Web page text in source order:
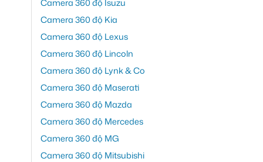
Camera 360 độ Isuzu
Camera 360 độ Kia
Camera 360 độ Lexus
Camera 360 độ Lincoln
Camera 360 độ Lynk & Co
Camera 360 độ Maserati
Camera 360 độ Mazda
Camera 360 độ Mercedes
Camera 360 độ MG
Camera 360 độ Mitsubishi